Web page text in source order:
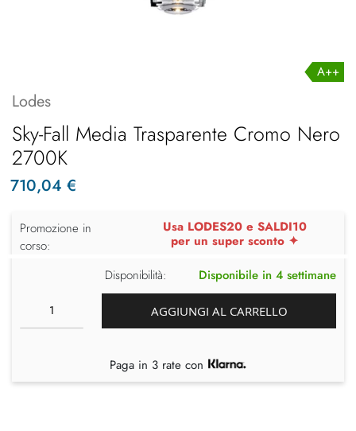
A++
Lodes
Sky-Fall Media Trasparente Cromo Nero
2700K
710,04 €
Promozione in
corso:
Usa LODES20 e SALDI10
per un super sconto ✦
Disponibilità:
Disponibile in 4 settimane
AGGIUNGI AL CARRELLO
Paga in 3 rate con